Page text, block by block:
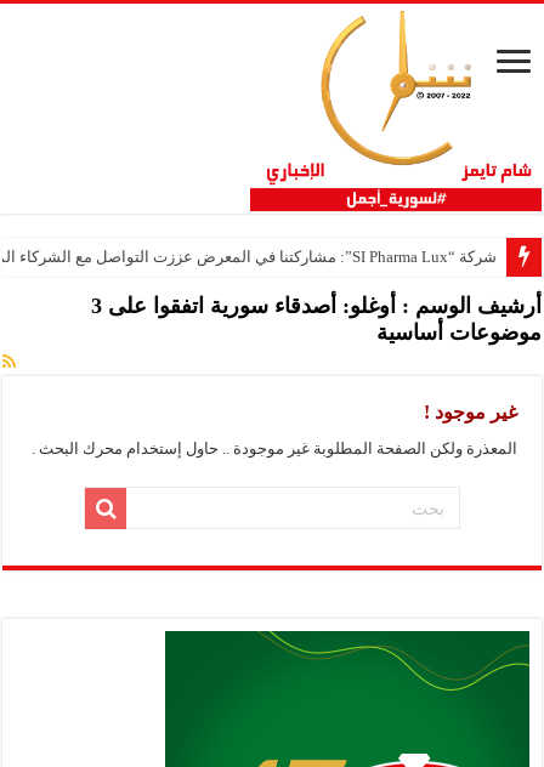
شركة “SI Pharma Lux”: مشاركتنا في المعرض عززت التواصل مع الشركاء المحليين والدوليين
أرشيف الوسم :
أوغلو: أصدقاء سورية اتفقوا على 3
موضوعات أساسية
غير موجود !
المعذرة ولكن الصفحة المطلوبة غير موجودة .. حاول إستخدام محرك البحث .